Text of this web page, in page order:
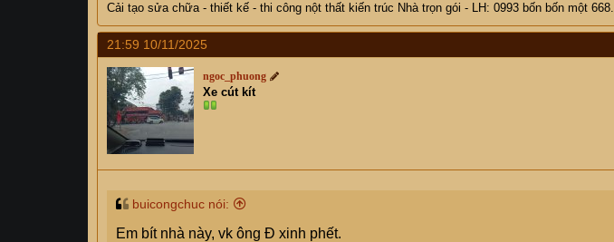
Cải tạo sửa chữa - thiết kế - thi công nột thất kiến trúc Nhà trọn gói - LH: 0993 bốn bốn một 668.
21:59 10/11/2025
ngoc_phuong
Xe cút kít
buicongchuc nói:
Em bít nhà này, vk ông Đ xinh phết.